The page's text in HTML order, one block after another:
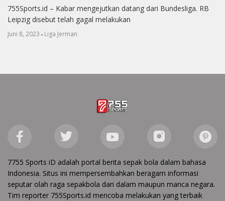
755Sports.id – Kabar mengejutkan datang dari Bundesliga. RB
Leipzig disebut telah gagal melakukan
Juni 8, 2023 - Liga Jerman
7755 Sports iD adalah portal berita sepak bola dalam bahasa
Indonesia. Situs ini mempersembahkan beragam informasi
seputar olah raga sepakbola dari dalam maupun manca negara.
Tim reporter 755Sports.id mencoba melakukan yang terbaik